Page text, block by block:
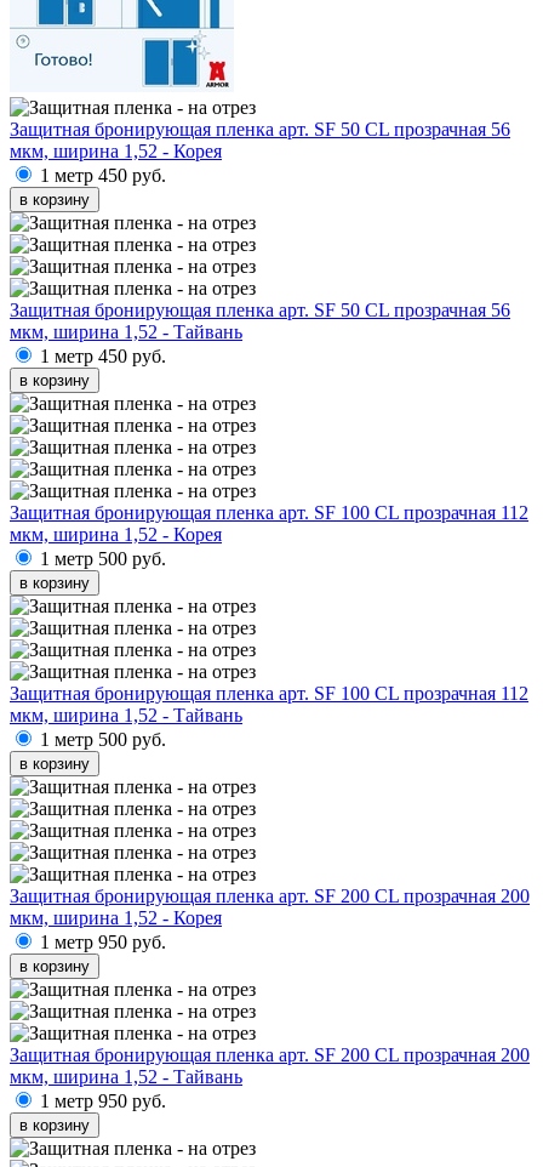
Защитная бронирующая пленка арт. SF 50 CL прозрачная 56
мкм, ширина 1,52 - Корея
1 метр 450 руб.
в корзину
Защитная бронирующая пленка арт. SF 50 CL прозрачная 56
мкм, ширина 1,52 - Тайвань
1 метр 450 руб.
в корзину
Защитная бронирующая пленка арт. SF 100 CL прозрачная 112
мкм, ширина 1,52 - Корея
1 метр 500 руб.
в корзину
Защитная бронирующая пленка арт. SF 100 CL прозрачная 112
мкм, ширина 1,52 - Тайвань
1 метр 500 руб.
в корзину
Защитная бронирующая пленка арт. SF 200 CL прозрачная 200
мкм, ширина 1,52 - Корея
1 метр 950 руб.
в корзину
Защитная бронирующая пленка арт. SF 200 CL прозрачная 200
мкм, ширина 1,52 - Тайвань
1 метр 950 руб.
в корзину